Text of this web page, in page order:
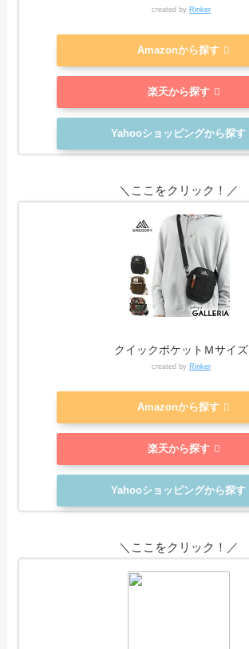
created by Rinker
Amazonから探す
楽天から探す
Yahooショッピングから探す
＼ここをクリック！／
クイックポケットＭサイズ
created by Rinker
Amazonから探す
楽天から探す
Yahooショッピングから探す
＼ここをクリック！／